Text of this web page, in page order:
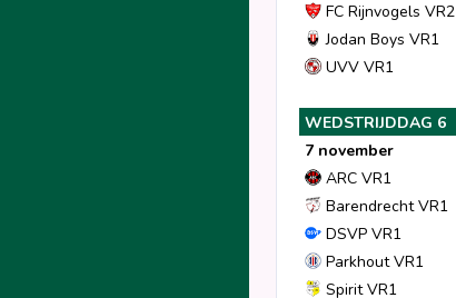
FC Rijnvogels VR2
Jodan Boys VR1
UVV VR1
WEDSTRIJDDAG 6
7 november
ARC VR1
Barendrecht VR1
DSVP VR1
Parkhout VR1
Spirit VR1